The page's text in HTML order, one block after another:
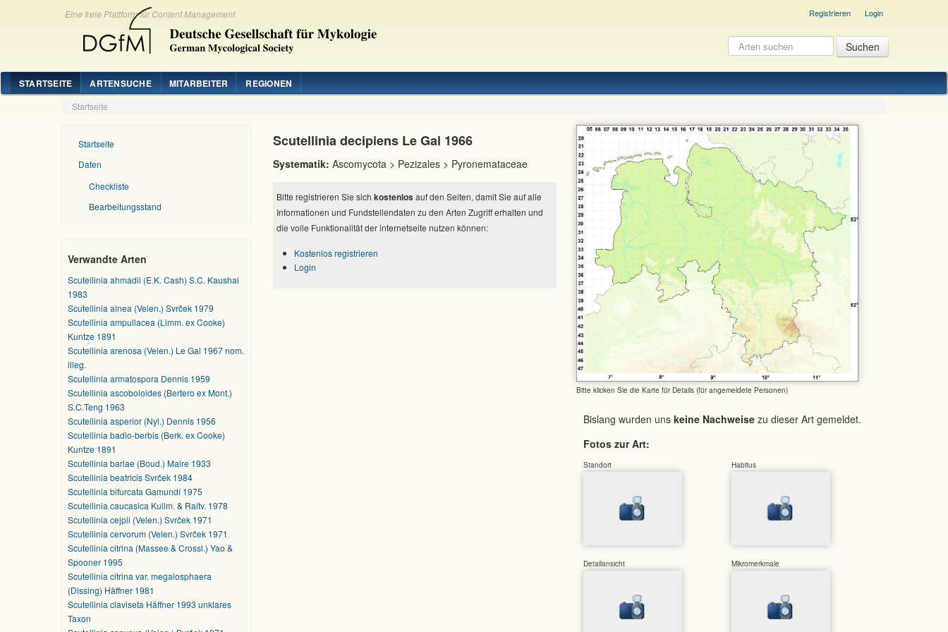
Eine freie Plattform für Content Management Registrieren Login
STARTSEITE ARTENSUCHE MITARBEITER REGIONEN
Startseite
Startseite
Daten
Checkliste
Bearbeitungsstand
Verwandte Arten
Scutellinia ahmadii (E.K. Cash) S.C. Kaushal
1983
Scutellinia alnea (Velen.) Svrček 1979
Scutellinia ampullacea (Limm. ex Cooke)
Kuntze 1891
Scutellinia arenosa (Velen.) Le Gal 1967 nom.
illeg.
Scutellinia armatospora Dennis 1959
Scutellinia ascoboloides (Bertero ex Mont.)
S.C.Teng 1963
Scutellinia asperior (Nyl.) Dennis 1956
Scutellinia badio-berbis (Berk. ex Cooke)
Kuntze 1891
Scutellinia barlae (Boud.) Maire 1933
Scutellinia beatricis Svrček 1984
Scutellinia bifurcata Gamundí 1975
Scutellinia caucasica Kullm. & Raitv. 1978
Scutellinia cejpii (Velen.) Svrček 1971
Scutellinia cervorum (Velen.) Svrček 1971
Scutellinia citrina (Massee & Crossl.) Yao &
Spooner 1995
Scutellinia citrina var. megalosphaera
(Dissing) Häffner 1981
Scutellinia claviseta Häffner 1993 unklares
Taxon
Bitte klicken Sie die Karte für Details (für angemeldete Personen)
Bislang wurden uns keine Nachweise zu dieser Art gemeldet.
Fotos zur Art:
Standort Habitus
Detailansicht Mikromerkmale
Scutellinia decipiens Le Gal 1966
Systematik: Ascomycota > Pezizales > Pyronemataceae
Bitte registrieren Sie sich kostenlos auf den Seiten, damit Sie auf alle
Informationen und Fundstellendaten zu den Arten Zugriff erhalten und
die volle Funktionalität der internetseite nutzen können:
Kostenlos registrieren
Login